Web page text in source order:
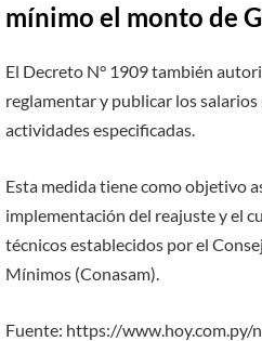
mínimo el monto de
El Decreto N° 1909 también
reglamentar y publicar los
actividades especificadas.
Esta medida tiene como objetivo
implementación del reajuste y el
técnicos establecidos por el
Mínimos (Conasam).
Fuente: https://